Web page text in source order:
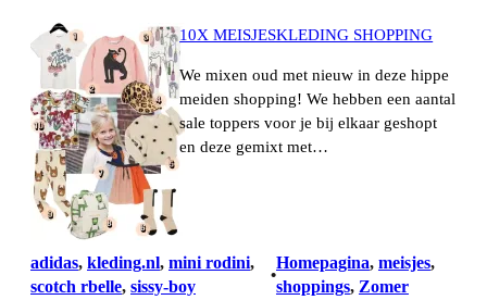
10X MEISJESKLEDING SHOPPING
We mixen oud met nieuw in deze hippe
meiden shopping! We hebben een aantal
sale toppers voor je bij elkaar geshopt
en deze gemixt met…
adidas, kleding.nl, mini rodini
scotch rbelle, sissy-boy
•
Homepagina, meisjes ,
shoppings, Zomer